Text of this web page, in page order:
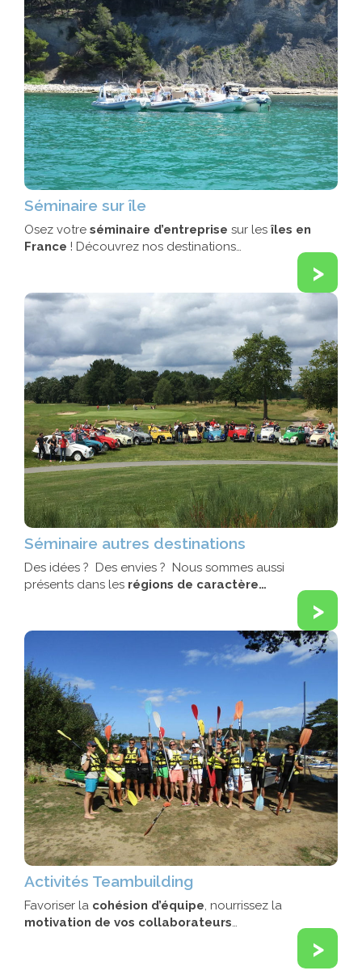
Séminaire sur île
Osez votre séminaire d’entreprise sur les îles en
France ! Découvrez nos destinations…
>
Séminaire autres destinations
Des idées ? Des envies ? Nous sommes aussi
présents dans les régions de caractère…
>
Activités Teambuilding
Favoriser la cohésion d’équipe, nourrissez la
motivation de vos collaborateurs…
>